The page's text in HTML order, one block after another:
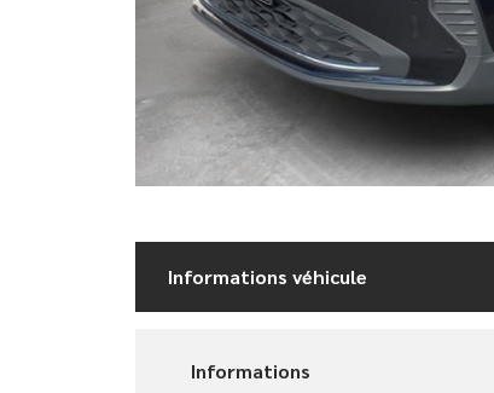
Informations véhicule
Informations